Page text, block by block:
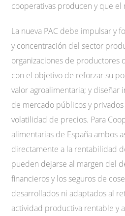
cooperativas producen y que
La nueva PAC debe impulsar y
y concentración del sector
organizaciones de productores
con el objetivo de reforzar su
valor agroalimentaria; y diseñar
de mercado públicos y
volatilidad de precios. Para
alimentarias de España ambos
directamente a la rentabilidad
pueden dejarse al margen del
financieros y los seguros de
desarrollados ni adaptados al
actividad productiva rentable y